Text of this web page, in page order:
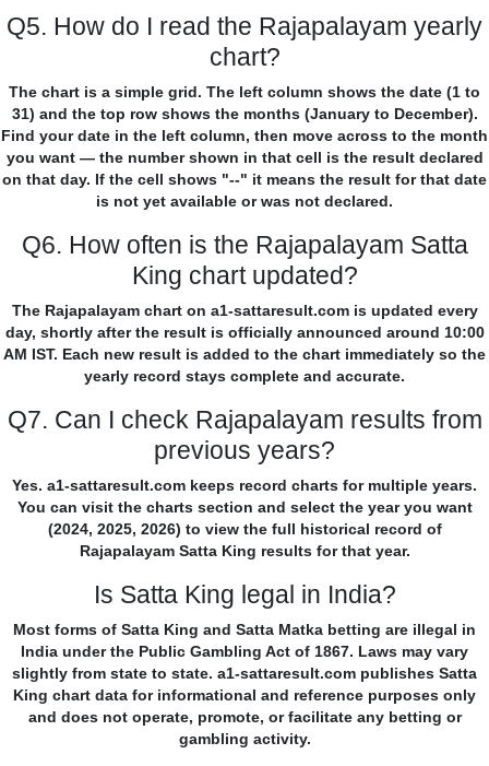
Q5. How do I read the Rajapalayam yearly
chart?
The chart is a simple grid. The left column shows the date (1 to
31) and the top row shows the months (January to December).
Find your date in the left column, then move across to the month
you want — the number shown in that cell is the result declared
on that day. If the cell shows "--" it means the result for that date
is not yet available or was not declared.
Q6. How often is the Rajapalayam Satta
King chart updated?
The Rajapalayam chart on a1-sattaresult.com is updated every
day, shortly after the result is officially announced around 10:00
AM IST. Each new result is added to the chart immediately so the
yearly record stays complete and accurate.
Q7. Can I check Rajapalayam results from
previous years?
Yes. a1-sattaresult.com keeps record charts for multiple years.
You can visit the charts section and select the year you want
(2024, 2025, 2026) to view the full historical record of
Rajapalayam Satta King results for that year.
Is Satta King legal in India?
Most forms of Satta King and Satta Matka betting are illegal in
India under the Public Gambling Act of 1867. Laws may vary
slightly from state to state. a1-sattaresult.com publishes Satta
King chart data for informational and reference purposes only
and does not operate, promote, or facilitate any betting or
gambling activity.